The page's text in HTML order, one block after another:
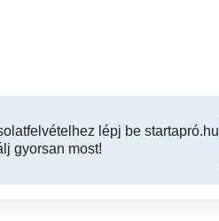
lépj be startapró.hu
gyorsan most!